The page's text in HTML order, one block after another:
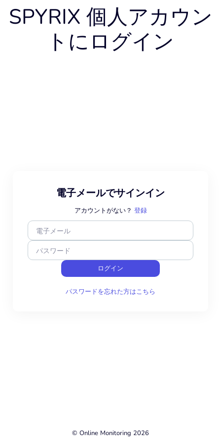
SPYRIX 個人アカウン
トにログイン
電子メールでサインイン
アカウントがない？ 登録
電子メール
パスワード
ログイン
パスワードを忘れた方はこちら
© Online Monitoring 2026